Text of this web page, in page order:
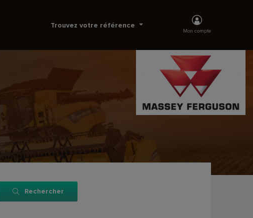
Trouvez votre référence
Mon compte
Rechercher